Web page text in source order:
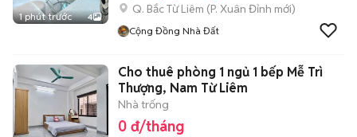
1 phút trước 4
Q. Bắc Từ Liêm (P. Xuân Đỉnh mới)
Cộng Đồng Nhà Đất
Cho thuê phòng 1 ngủ 1 bếp Mễ Trì
Thượng, Nam Từ Liêm
Nhà trống
0 đ/tháng